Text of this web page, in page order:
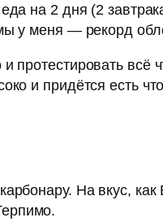
на 2 дня (2
у меня — рекорд
протестировать
и придётся есть
На вкус,